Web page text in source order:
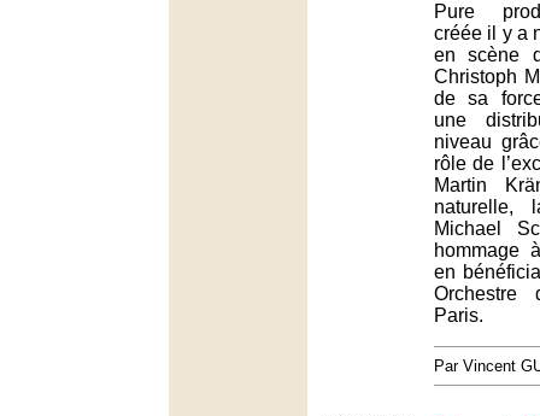
Pure
créée il y a
en scène
Christoph
de sa
une
niveau
rôle de
Martin
naturelle,
Michael
hommage
en
Orchestre
Paris.
Par Vincent